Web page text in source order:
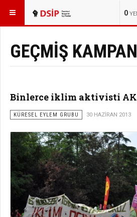
0
BURADASINIZ: KAMPANYALAR
GEÇMİŞ
Binlerce iklim aktivisti
KÜRESEL EYLEM GRUBU 30 HAZIRAN 2013